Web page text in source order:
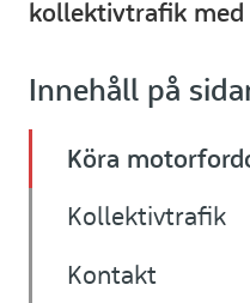
kollektivtrafik med
Innehåll på
Köra
Kollektivtrafik
Kontakt